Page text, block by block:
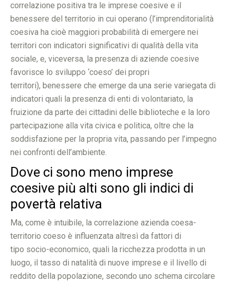
correlazione positiva tra le imprese coesive e il
benessere del territorio in cui operano (l’imprenditorialità
coesiva ha cioè maggiori probabilità di emergere nei
territori con indicatori significativi di qualità della vita
sociale, e, viceversa, la presenza di aziende coesive
favorisce lo sviluppo ‘coeso’ dei propri
territori), benessere che emerge da una serie variegata di
indicatori quali la presenza di enti di volontariato, la
fruizione da parte dei cittadini delle biblioteche e la loro
partecipazione alla vita civica e politica, oltre che la
soddisfazione per la propria vita, passando per l’impegno
nei confronti dell’ambiente.
Dove ci sono meno imprese
coesive più alti sono gli indici di
povertà relativa
Ma, come è intuibile, la correlazione azienda coesa-
territorio coeso è influenzata altresì da fattori di
tipo socio-economico, quali la ricchezza prodotta in un
luogo, il tasso di natalità di nuove imprese e il livello di
reddito della popolazione, secondo uno schema circolare